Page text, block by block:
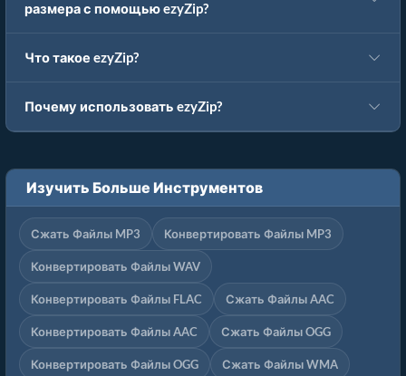
размера с помощью ezyZip?
Что такое ezyZip?
Почему использовать ezyZip?
Изучить Больше Инструментов
Сжать Файлы MP3 Конвертировать Файлы MP3
Конвертировать Файлы WAV
Конвертировать Файлы FLAC Сжать Файлы AAC
Конвертировать Файлы AAC Сжать Файлы OGG
Конвертировать Файлы OGG Сжать Файлы WMA